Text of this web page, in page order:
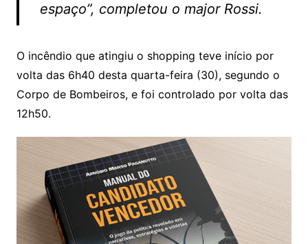
espaço”, completou o major Rossi.
O incêndio que atingiu o shopping teve início por
volta das 6h40 desta quarta-feira (30), segundo o
Corpo de Bombeiros, e foi controlado por volta das
12h50.